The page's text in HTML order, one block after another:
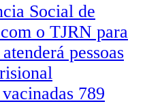
Social de
o TJRN para
pessoas
789